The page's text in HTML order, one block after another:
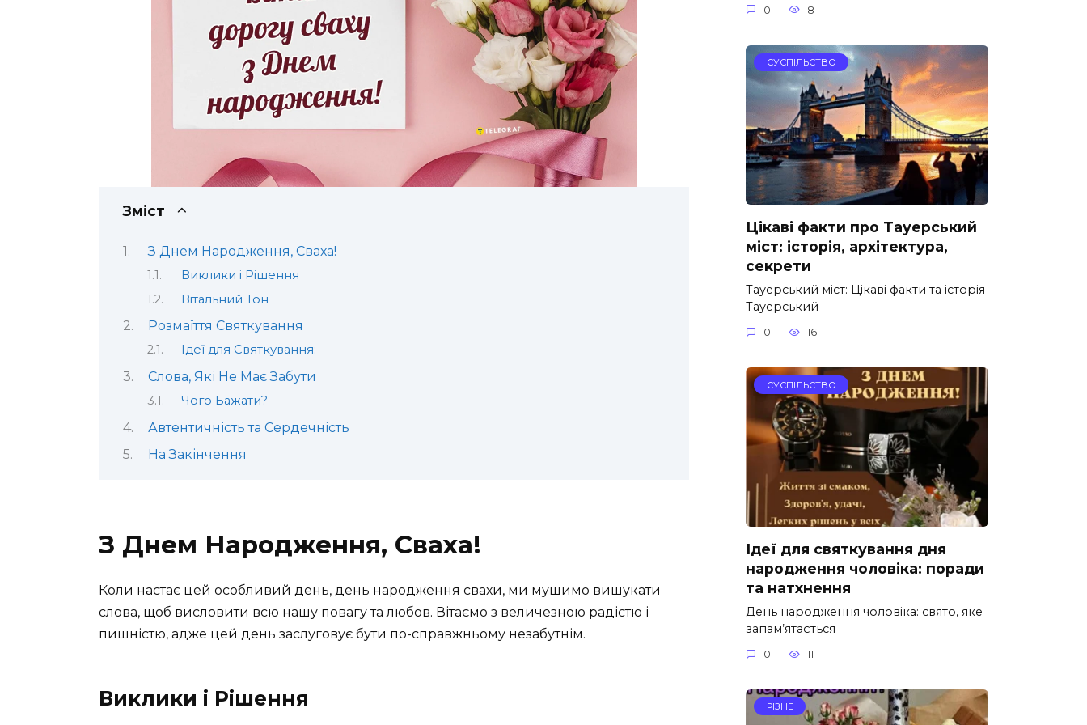
Зміст
З Днем Народження, Сваха!
Виклики і Рішення
Вітальний Тон
Розмаїття Святкування
Ідеї для Святкування:
Слова, Які Не Має Забути
Чого Бажати?
Автентичність та Сердечність
На Закінчення
З Днем Народження, Сваха!
Коли настає цей особливий день, день народження свахи, ми мушимо вишукати
слова, щоб висловити всю нашу повагу та любов. Вітаємо з величезною радістю і
пишністю, адже цей день заслуговує бути по-справжньому незабутнім.
Виклики і Рішення
0 8
СУСПІЛЬСТВО
Цікаві факти про Тауерський
міст: історія, архітектура,
секрети
Тауерський міст: Цікаві факти та історія
Тауерський
0 16
СУСПІЛЬСТВО
Ідеї для святкування дня
народження чоловіка: поради
та натхнення
День народження чоловіка: свято, яке
запам’ятається
0 11
РІЗНЕ